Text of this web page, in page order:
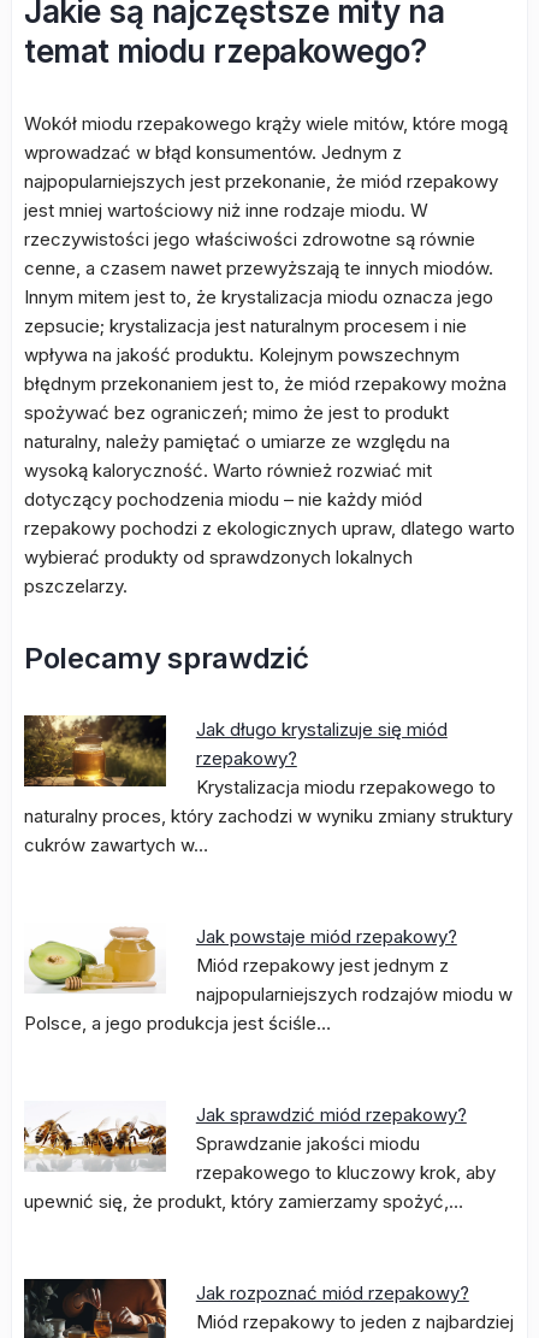
Jakie są najczęstsze mity na
temat miodu rzepakowego?
Wokół miodu rzepakowego krąży wiele mitów, które mogą
wprowadzać w błąd konsumentów. Jednym z
najpopularniejszych jest przekonanie, że miód rzepakowy
jest mniej wartościowy niż inne rodzaje miodu. W
rzeczywistości jego właściwości zdrowotne są równie
cenne, a czasem nawet przewyższają te innych miodów.
Innym mitem jest to, że krystalizacja miodu oznacza jego
zepsucie; krystalizacja jest naturalnym procesem i nie
wpływa na jakość produktu. Kolejnym powszechnym
błędnym przekonaniem jest to, że miód rzepakowy można
spożywać bez ograniczeń; mimo że jest to produkt
naturalny, należy pamiętać o umiarze ze względu na
wysoką kaloryczność. Warto również rozwiać mit
dotyczący pochodzenia miodu – nie każdy miód
rzepakowy pochodzi z ekologicznych upraw, dlatego warto
wybierać produkty od sprawdzonych lokalnych
pszczelarzy.
Polecamy sprawdzić
Jak długo krystalizuje się miód
rzepakowy?
Krystalizacja miodu rzepakowego to
naturalny proces, który zachodzi w wyniku zmiany struktury
cukrów zawartych w…
Jak powstaje miód rzepakowy?
Miód rzepakowy jest jednym z
najpopularniejszych rodzajów miodu w
Polsce, a jego produkcja jest ściśle…
Jak sprawdzić miód rzepakowy?
Sprawdzanie jakości miodu
rzepakowego to kluczowy krok, aby
upewnić się, że produkt, który zamierzamy spożyć,…
Jak rozpoznać miód rzepakowy?
Miód rzepakowy to jeden z najbardziej